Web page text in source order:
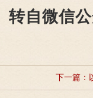
转自微信
下一篇：